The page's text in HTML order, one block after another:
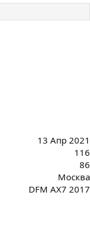
13 Апр 2021
116
86
Москва
DFM AX7 2017